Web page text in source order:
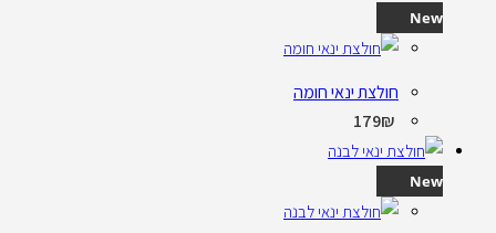
New
חולצת ינאי חומה
179₪
New